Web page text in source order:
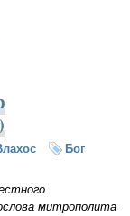
Бог
митрополита